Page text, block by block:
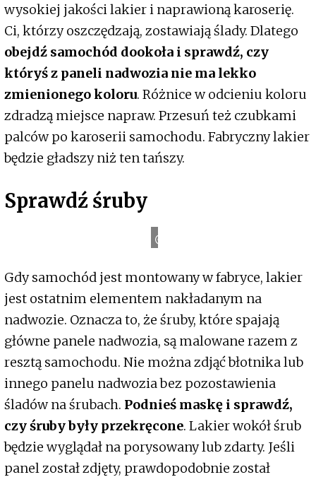
wysokiej jakości lakier i naprawioną karoserię.
Ci, którzy oszczędzają, zostawiają ślady. Dlatego
obejdź samochód dookoła i sprawdź, czy
któryś z paneli nadwozia nie ma lekko
zmienionego koloru. Różnice w odcieniu koloru
zdradzą miejsce napraw. Przesuń też czubkami
palców po karoserii samochodu. Fabryczny lakier
będzie gładszy niż ten tańszy.
Sprawdź śruby
Gdy samochód jest montowany w fabryce, lakier
jest ostatnim elementem nakładanym na
nadwozie. Oznacza to, że śruby, które spajają
główne panele nadwozia, są malowane razem z
resztą samochodu. Nie można zdjąć błotnika lub
innego panelu nadwozia bez pozostawienia
śladów na śrubach. Podnieś maskę i sprawdź,
czy śruby były przekręcone. Lakier wokół śrub
będzie wyglądał na porysowany lub zdarty. Jeśli
panel został zdjęty, prawdopodobnie został